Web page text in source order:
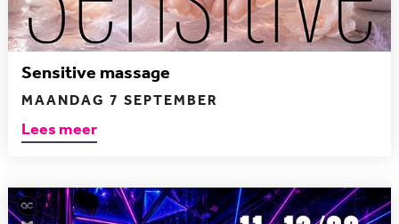
Sensitive massage
MAANDAG 7 SEPTEMBER
Lees meer